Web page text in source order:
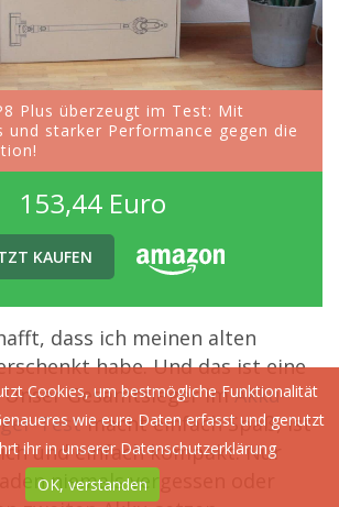
Plus überzeugt im Test: Mit
und starker Performance gegen die
153,44 Euro
KAUFEN
dass ich meinen alten
habe. Und das ist eine
Unser Gesamtsieger imAkku-
Testmacht einfach Spaß, ist
und einfach kompakt. Nur
niemals vergessen oder
Cookies, um bestmögliche Funktionalität
wie eure Daten erfasst und genutzt
ihr in unserer Datenschutzerklärung
OK, verstanden